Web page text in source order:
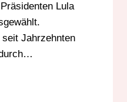
Lula
seit Jahrzehnten